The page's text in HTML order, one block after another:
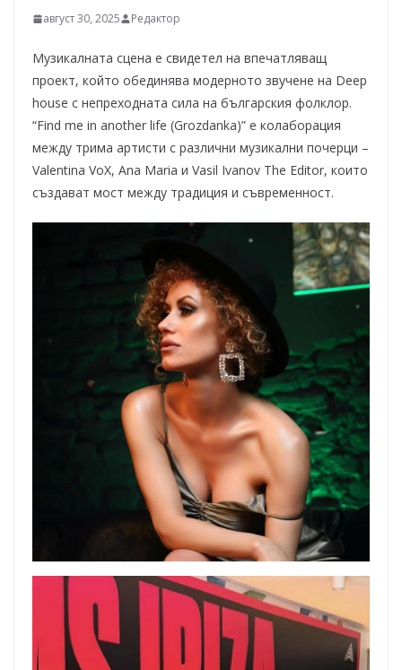
август 30, 2025 Редактор
Музикалната сцена е свидетел на впечатляващ
проект, който обединява модерното звучене на Deep
house с непреходната сила на българския фолклор.
“Find me in another life (Grozdanka)” е колаборация
между трима артисти с различни музикални почерци –
Valentina VoX, Ana Maria и Vasil Ivanov The Editor, които
създават мост между традиция и съвременност.